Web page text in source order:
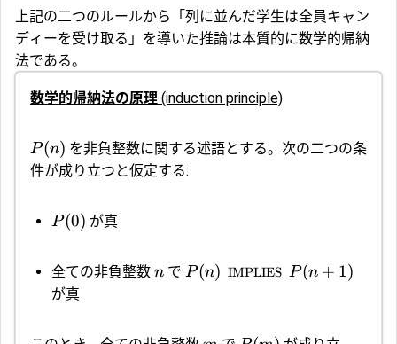
上記の二つのルールから「列に並んだ学生は全員キャン
ディーを受け取る」を導いた推論は本質的に数学的帰納
法である。
数学的帰納法の原理 (induction principle)
P(n) を非負整数に関する述語とする。次の二つの条
件が成り立つと仮定する:
P(0) が真
全ての非負整数 n で P(n) IMPLIES P(n + 1)
が真